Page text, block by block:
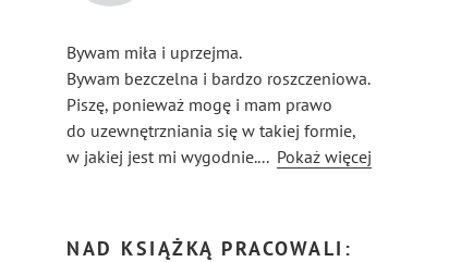
Bywam miła i uprzejma.
Bywam bezczelna i bardzo roszczeniowa.
Piszę, ponieważ mogę i mam prawo
do uzewnętrzniania się w takiej formie,
w jakiej jest mi wygodnie.... Pokaż więcej
NAD KSIĄŻKĄ PRACOWALI: